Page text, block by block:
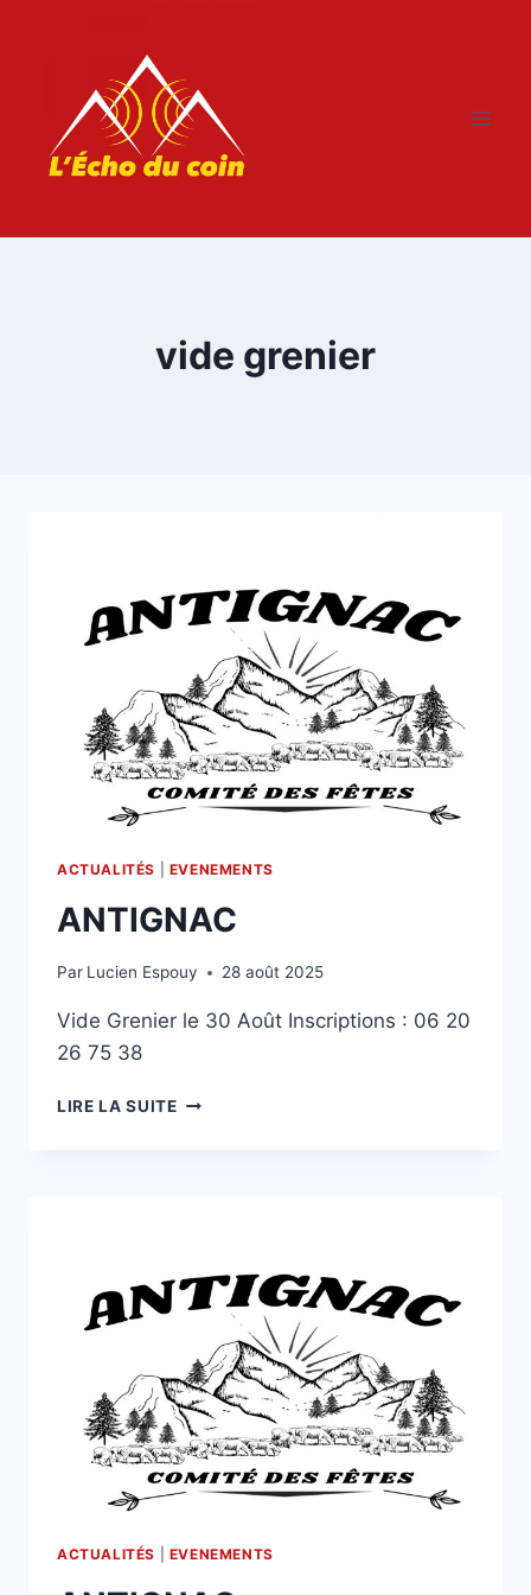
vide grenier
ACTUALITÉS EVENEMENTS
ANTIGNAC
Par Lucien Espouy 28 août 2025
Vide Grenier le 30 Août Inscriptions : 06 20
26 75 38
LIRE LA SUITEANTIGNAC
ACTUALITÉS EVENEMENTS